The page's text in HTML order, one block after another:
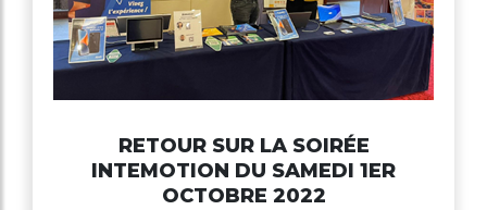
RETOUR SUR LA SOIRÉE
INTEMOTION DU SAMEDI 1ER
OCTOBRE 2022